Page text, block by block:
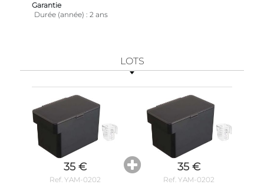
Garantie
Durée (année)
2 ans
LOTS
35 €
Ref. YAM-0202
35 €
Ref. YAM-0202